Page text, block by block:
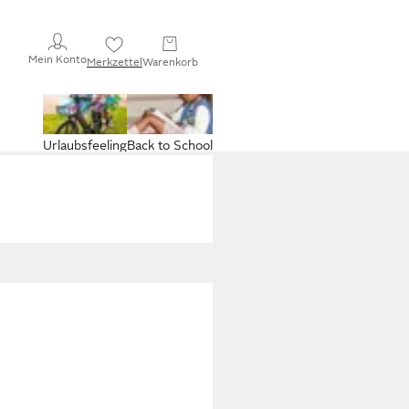
Mein KontoMerkzettelWarenkorb
Back to School
Urlaubsfeeling